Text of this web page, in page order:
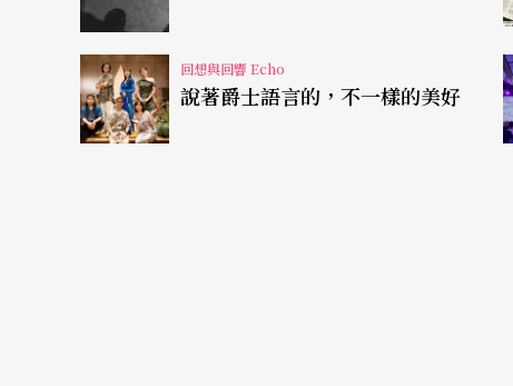
至嚥下最後一口氣等等。
舞蹈連可憐的三姨太都不如
即便《大紅》的創作手法多樣，氣勢恢弘，卻
回想與回響 Echo
說著爵士語言的，不一樣的美好